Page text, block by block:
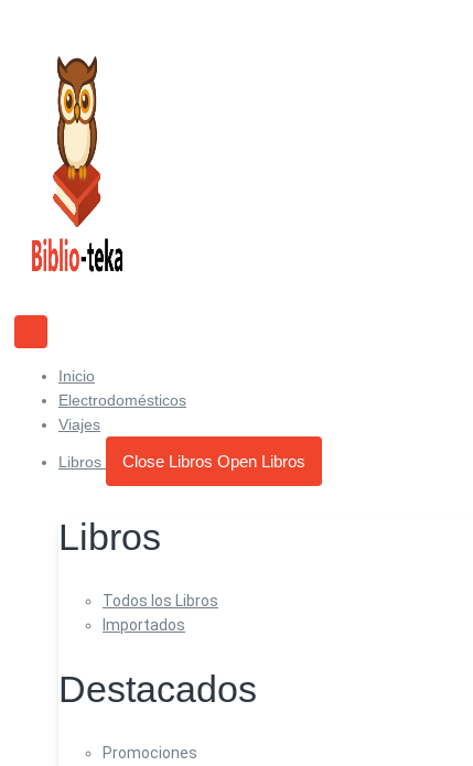
contenido
Inicio
Electrodomésticos
Viajes
Libros Close Libros Open Libros
Libros
Todos los Libros
Importados
Destacados
Promociones